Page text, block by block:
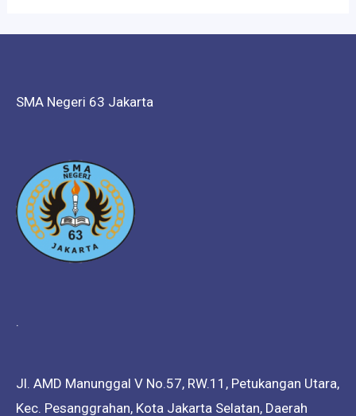
SMA Negeri 63 Jakarta
.
Jl. AMD Manunggal V No.57, RW.11, Petukangan Utara,
Kec. Pesanggrahan, Kota Jakarta Selatan, Daerah